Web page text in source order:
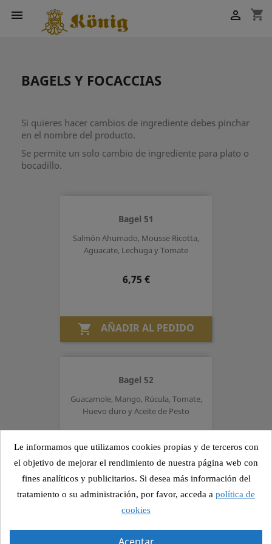
 shopping_cart

BAGELS Y FOCACCIAS
Si quieres hacer cambios de ingrediente debes pinchar
en el nombre del producto.
Se permite un solo cambio de ingrediente para plato o
bocadillo.
Bagel 51
Salmón Ahumado, Mousse Ricotta,
Aguacate, Lechuga y Tomate
Precio
6,75 €
 AÑADIR AL PEDIDO
Bagel 52
Guacamole, Mango, Rúcula, Tomate,
Huevo duro y Aceite de Pesto
 AÑADIR AL PEDIDO
Focaccia 25
Le informamos que utilizamos cookies propias y de terceros con
el objetivo de mejorar el rendimiento de nuestra página web con
fines analíticos y publicitarios. Si desea más información del
tratamiento o su administración, por favor, acceda a política de
cookies
Aceptar